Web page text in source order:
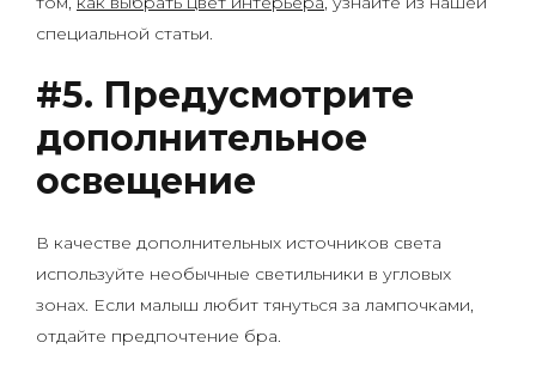
специальной статьи.
#5. Предусмотрите
дополнительное
освещение
В качестве дополнительных источников света
используйте необычные светильники в угловых
зонах. Если малыш любит тянуться за лампочками,
отдайте предпочтение бра.